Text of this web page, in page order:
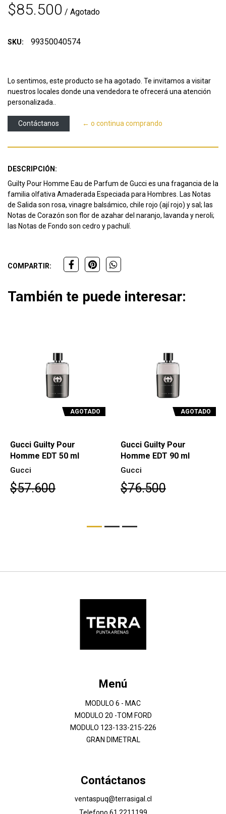
$85.500 / Agotado
SKU: 99350040574
Lo sentimos, este producto se ha agotado. Te invitamos a visitar
nuestros locales donde una vendedora te ofrecerá una atención
personalizada..
Contáctanos ← o continua comprando
DESCRIPCIÓN:
Guilty Pour Homme Eau de Parfum de Gucci es una fragancia de la
familia olfativa Amaderada Especiada para Hombres. Las Notas
de Salida son rosa, vinagre balsámico, chile rojo (ají rojo) y sal; las
Notas de Corazón son flor de azahar del naranjo, lavanda y neroli;
las Notas de Fondo son cedro y pachulí.
COMPARTIR:
También te puede interesar:
AGOTADO
Gucci Guilty Pour
Homme EDT 50 ml
Gucci
$57.600
AGOTADO
Gucci Guilty Pour
Homme EDT 90 ml
Gucci
$76.500
Menú
MODULO 6 - MAC
MODULO 20 -TOM FORD
MODULO 123-133-215-226
GRAN DIMETRAL
Contáctanos
ventaspuq@terrasigal.cl
Telefono 61 2211199